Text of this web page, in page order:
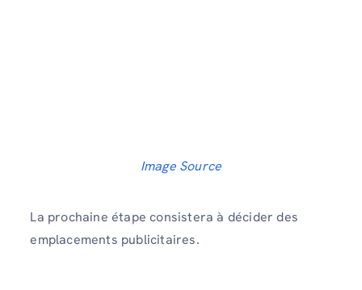
Image Source
La prochaine étape consistera à décider des
emplacements publicitaires.